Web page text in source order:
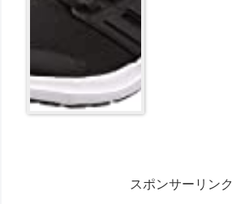
スポンサーリンク